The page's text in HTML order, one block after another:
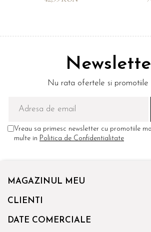
Nu rata ofertele si promotiile
Vreau sa primesc newsletter cu promotiile
multe in Politica de Confidentialitate
MAGAZINUL MEU
CLIENTI
DATE COMERCIALE